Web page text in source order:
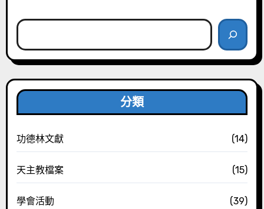
分類
功德林文獻 (14)
天主教檔案 (15)
學會活動 (39)